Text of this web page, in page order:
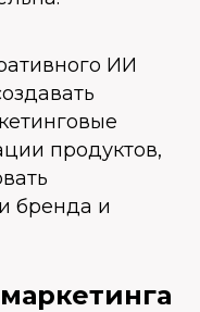
ИИ
продуктов,
бренда и